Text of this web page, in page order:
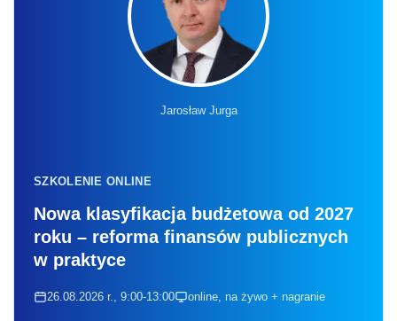
Jarosław Jurga
SZKOLENIE ONLINE
Nowa klasyfikacja budżetowa od 2027
roku – reforma finansów publicznych
w praktyce
26.08.2026 r., 9:00-13:00 online, na żywo + nagranie